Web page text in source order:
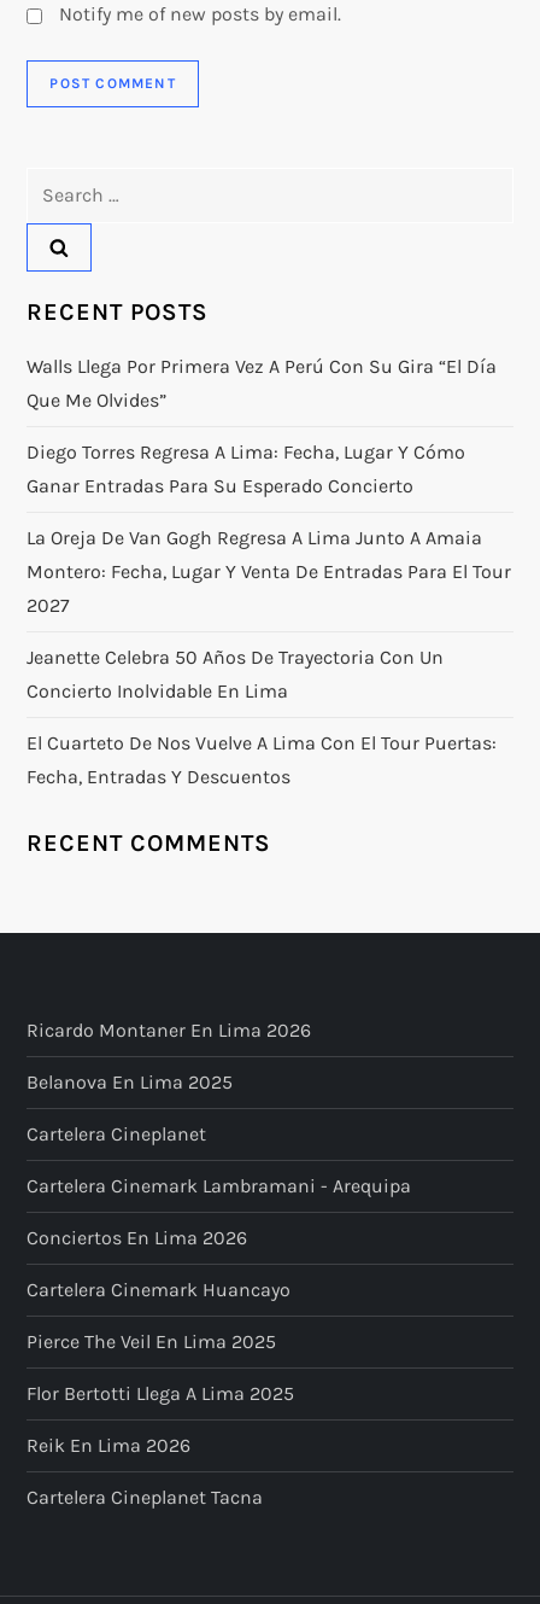
Notify me of new posts by email.
RECENT POSTS
Walls Llega Por Primera Vez A Perú Con Su Gira “El Día
Que Me Olvides”
Diego Torres Regresa A Lima: Fecha, Lugar Y Cómo
Ganar Entradas Para Su Esperado Concierto
La Oreja De Van Gogh Regresa A Lima Junto A Amaia
Montero: Fecha, Lugar Y Venta De Entradas Para El Tour
2027
Jeanette Celebra 50 Años De Trayectoria Con Un
Concierto Inolvidable En Lima
El Cuarteto De Nos Vuelve A Lima Con El Tour Puertas:
Fecha, Entradas Y Descuentos
RECENT COMMENTS
Ricardo Montaner En Lima 2026
Belanova En Lima 2025
Cartelera Cineplanet
Cartelera Cinemark Lambramani - Arequipa
Conciertos En Lima 2026
Cartelera Cinemark Huancayo
Pierce The Veil En Lima 2025
Flor Bertotti Llega A Lima 2025
Reik En Lima 2026
Cartelera Cineplanet Tacna